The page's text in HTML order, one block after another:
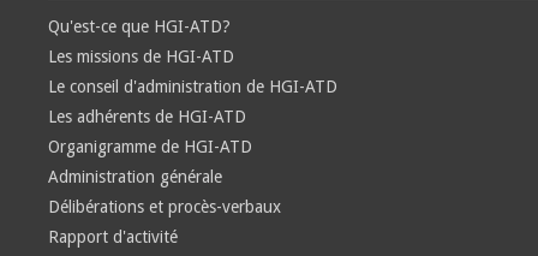
Qu'est-ce que HGI-ATD?
Les missions de HGI-ATD
Le conseil d'administration de HGI-ATD
Les adhérents de HGI-ATD
Organigramme de HGI-ATD
Administration générale
Délibérations et procès-verbaux
Rapport d'activité